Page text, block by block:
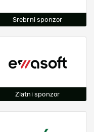
Srebrni sponzor
Zlatni sponzor